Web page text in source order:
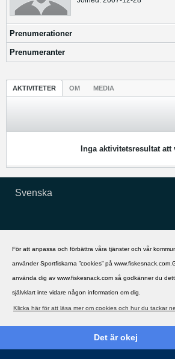
För att anpassa och förbättra våra tjänster och vår
använder Sportfiskarna ”cookies” på
använda dig av www.fiskesnack.com så godkänner du
självklart inte vidare någon information om dig.
Klicka här för att läsa mer om cookies och hur du tackar
Det är okej
Prenumerationer
Prenumeranter
AKTIVITETER OM MEDIA
Inga aktivitetsresultat att
Svenska
Copyright ©2002 - 2021, FiskeSnack.com.
Copyright © 2026 MH Sub I, LLC
All times are GMT+1.